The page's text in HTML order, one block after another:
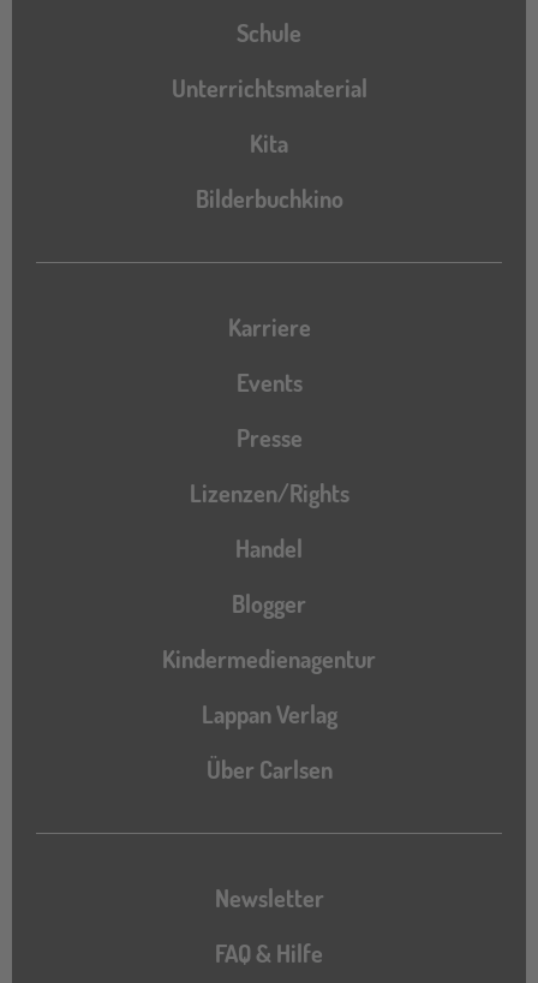
Schule
Unterrichtsmaterial
Kita
Bilderbuchkino
Karriere
Events
Presse
Lizenzen/Rights
Handel
Blogger
Kindermedienagentur
Lappan Verlag
Über Carlsen
Newsletter
FAQ & Hilfe